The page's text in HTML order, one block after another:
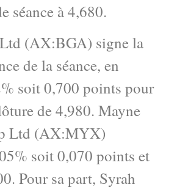
séance à 4,680.
(AX:BGA) signe la
de la séance, en
soit 0,700 points pour
de 4,980. Mayne
Ltd (AX:MYX)
soit 0,070 points et
Pour sa part, Syrah